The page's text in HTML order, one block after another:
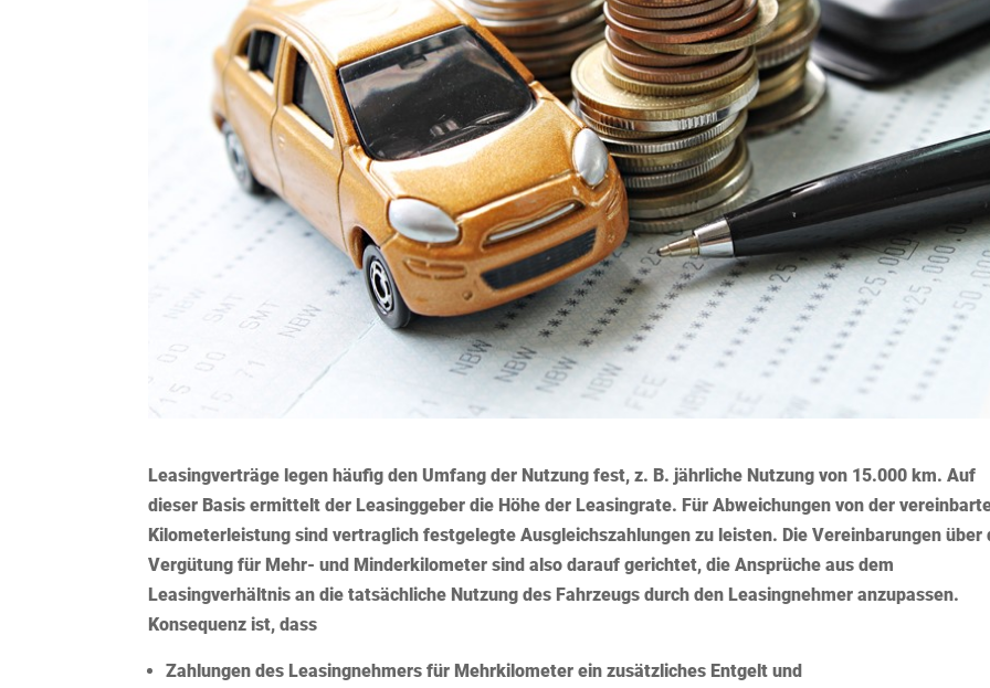
Leasingverträge legen häufig den Umfang der Nutzung fest, z. B. jährliche Nutzung von 15.000 km. Auf
dieser Basis ermittelt der Leasinggeber die Höhe der Leasingrate. Für Abweichungen von der
Kilometerleistung sind vertraglich festgelegte Ausgleichszahlungen zu leisten. Die Vereinbarungen über
Vergütung für Mehr- und Minderkilometer sind also darauf gerichtet, die Ansprüche aus dem
Leasingverhältnis an die tatsächliche Nutzung des Fahrzeugs durch den Leasingnehmer anzupassen.
Konsequenz ist, dass
Zahlungen des Leasingnehmers für Mehrkilometer ein zusätzliches Entgelt und